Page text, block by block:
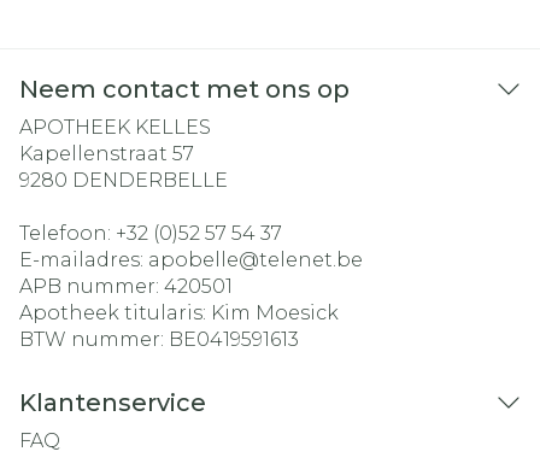
Neem contact met ons op
APOTHEEK KELLES
Kapellenstraat 57
9280 DENDERBELLE
Telefoon: +32 (0)52 57 54 37
E-mailadres: apobelle@telenet.be
APB nummer: 420501
Apotheek titularis: Kim Moesick
BTW nummer: BE0419591613
Klantenservice
FAQ